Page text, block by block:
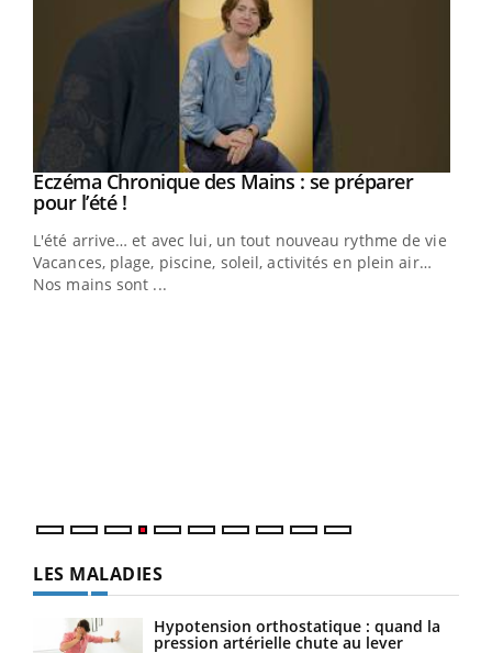
Youtube
Eczéma Chronique des Mains : se préparer
pour l’été !Youtube
L'été arrive… et avec lui, un tout nouveau rythme de vie !
Vacances, plage, piscine, soleil, activités en plein air…
Nos mains sont ...
LES MALADIES
Hypotension orthostatique : quand la
pression artérielle chute au lever